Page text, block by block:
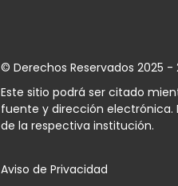
© Derechos Reservados 2025
Este sitio podrá ser citado
fuente y dirección electrónica.
de la respectiva institución.
Aviso de Privacidad